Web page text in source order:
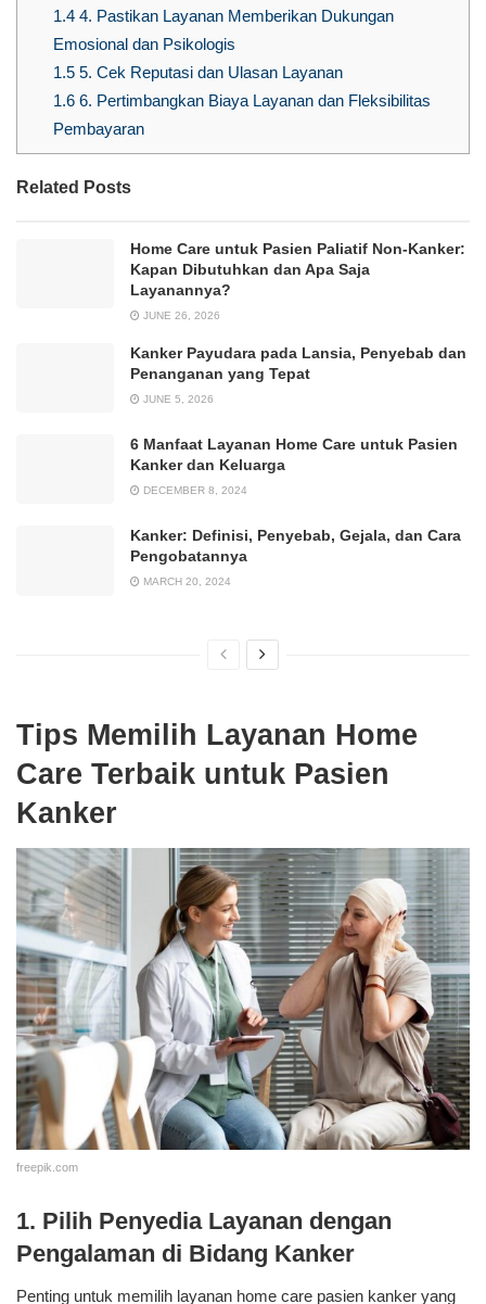
1.44. Pastikan Layanan Memberikan Dukungan
Emosional dan Psikologis
1.55. Cek Reputasi dan Ulasan Layanan
1.66. Pertimbangkan Biaya Layanan dan Fleksibilitas
Pembayaran
Related Posts
Home Care untuk Pasien Paliatif Non-Kanker:
Kapan Dibutuhkan dan Apa Saja
Layanannya?
JUNE 26, 2026
Kanker Payudara pada Lansia, Penyebab dan
Penanganan yang Tepat
JUNE 5, 2026
6 Manfaat Layanan Home Care untuk Pasien
Kanker dan Keluarga
DECEMBER 8, 2024
Kanker: Definisi, Penyebab, Gejala, dan Cara
Pengobatannya
MARCH 20, 2024
Tips Memilih Layanan Home
Care Terbaik untuk Pasien
Kanker
freepik.com
1. Pilih Penyedia Layanan dengan
Pengalaman di Bidang Kanker
Penting untuk memilih layanan home care pasien kanker yang